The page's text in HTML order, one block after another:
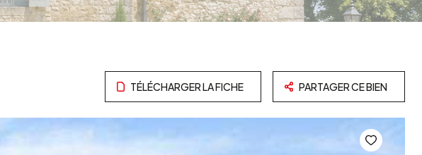
TÉLÉCHARGER LA FICHE PARTAGER CE BIEN